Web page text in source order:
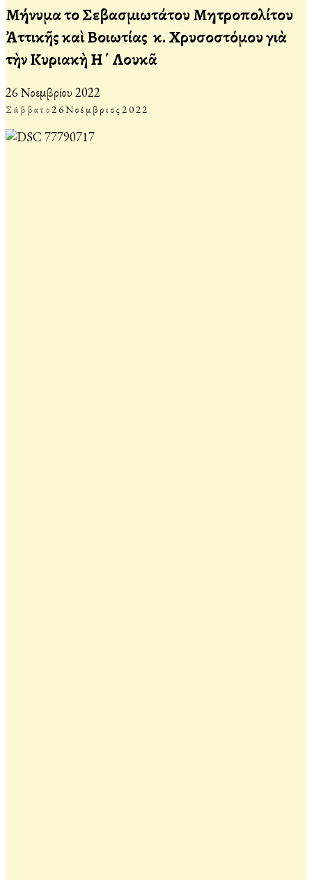
Μήνυμα τοῦ Σεβασμιωτάτου Μητροπολίτου
Ἀττικῆς καὶ Βοιωτίας κ. Χρυσοστόμου γιὰ
τὴν Κυριακὴ Η΄ Λουκᾶ
26 Νοεμβρίου 2022
Σάββατο26Νοέμβριος2022